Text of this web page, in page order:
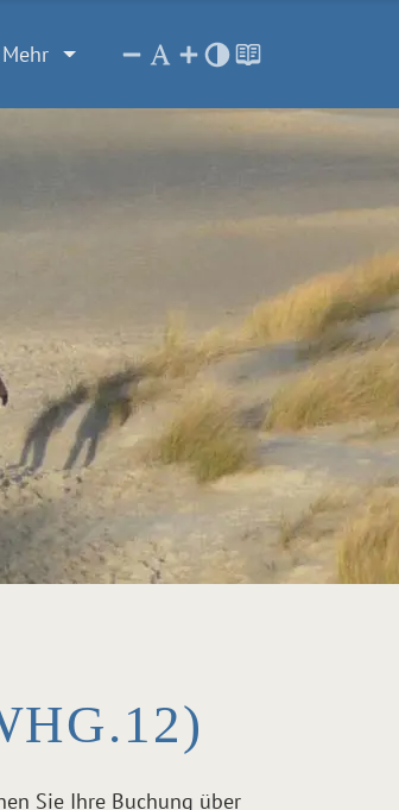
Mehr
Sie Ihre Buchung über